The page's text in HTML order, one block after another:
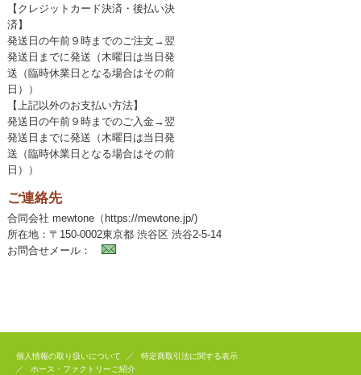
【クレジットカード決済・後払い決
済】
発送日の午前９時までのご注文→翌
発送日までに発送（木曜日は当日発
送（臨時休業日となる場合はその前
日））
【上記以外のお支払い方法】
発送日の午前９時までのご入金→翌
発送日までに発送（木曜日は当日発
送（臨時休業日となる場合はその前
日））
ご連絡先
合同会社 mewtone（https://mewtone.jp/)
所在地：〒150-0002東京都 渋谷区 渋谷2-5-14
お問合せメール：
個人情報の取り扱いについて
特定商取引法に関する表示
ホース・ファクトリーご紹介